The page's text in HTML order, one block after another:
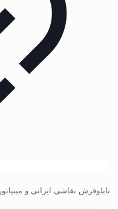
تابلوفرش نقاشی ایرانی و مینیاتور